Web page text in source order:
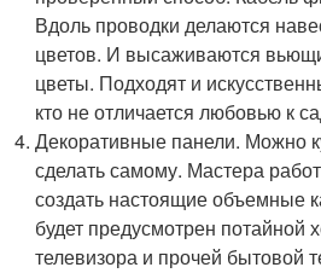
Вдоль проводки делаются
цветов. И высаживаются
цветы. Подходят и
кто не отличается любовью к
Декоративные панели. Можно
сделать самому. Мастера
создать настоящие объемные
будет предусмотрен потайной
телевизора и прочей бытовой